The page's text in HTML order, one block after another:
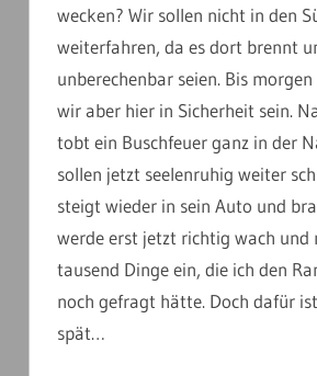
wecken? Wir sollen nicht in den
weiterfahren, da es dort brennt
unberechenbar seien. Bis
wir aber hier in Sicherheit sein.
tobt ein Buschfeuer ganz in der
sollen jetzt seelenruhig weiter
steigt wieder in sein Auto und
werde erst jetzt richtig wach und
tausend Dinge ein, die ich den
noch gefragt hätte. Doch dafür
spät…